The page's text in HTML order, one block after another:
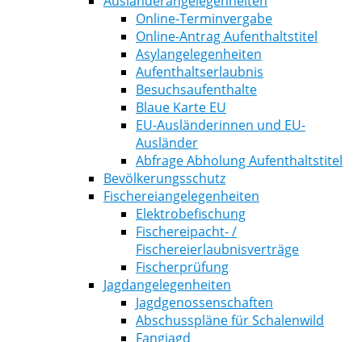
Online-Terminvergabe
Online-Antrag Aufenthaltstitel
Asylangelegenheiten
Aufenthaltserlaubnis
Besuchsaufenthalte
Blaue Karte EU
EU-Ausländerinnen und EU-
Ausländer
Abfrage Abholung Aufenthaltstitel
Bevölkerungsschutz
Fischereiangelegenheiten
Elektrobefischung
Fischereipacht- /
Fischereierlaubnisverträge
Fischerprüfung
Jagdangelegenheiten
Jagdgenossenschaften
Abschusspläne für Schalenwild
Fangjagd